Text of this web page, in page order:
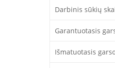
Darbinis sūkių
Garantuotasis
Išmatuotasis